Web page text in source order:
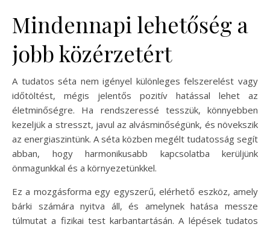
Mindennapi lehetőség a
jobb közérzetért
A tudatos séta nem igényel különleges felszerelést vagy
időtöltést, mégis jelentős pozitív hatással lehet az
életminőségre. Ha rendszeressé tesszük, könnyebben
kezeljük a stresszt, javul az alvásminőségünk, és növekszik
az energiaszintünk. A séta közben megélt tudatosság segít
abban, hogy harmonikusabb kapcsolatba kerüljünk
önmagunkkal és a környezetünkkel.
Ez a mozgásforma egy egyszerű, elérhető eszköz, amely
bárki számára nyitva áll, és amelynek hatása messze
túlmutat a fizikai test karbantartásán. A lépések tudatos